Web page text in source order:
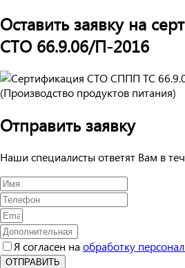
Оставить заявку на
СТО 66.9.06/П-2016
Отправить заявку
Наши специалисты ответят Вам в
Я согласен на обработку
ОТПРАВИТЬ